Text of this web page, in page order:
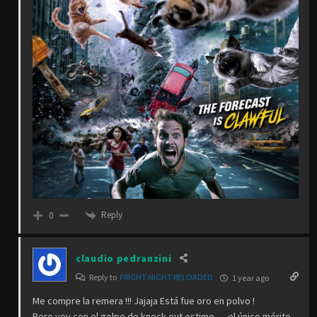
0 Reply
claudio pedranzini
Reply to FRIGHT NIGHT RELOADED 1 year ago
Me compre la remera !!! Jajaja Está fue oro en polvo !